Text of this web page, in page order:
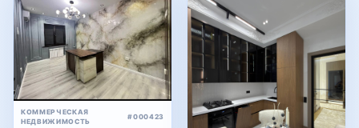
КОММЕРЧЕСКАЯ
НЕДВИЖИМОСТЬ
#000423